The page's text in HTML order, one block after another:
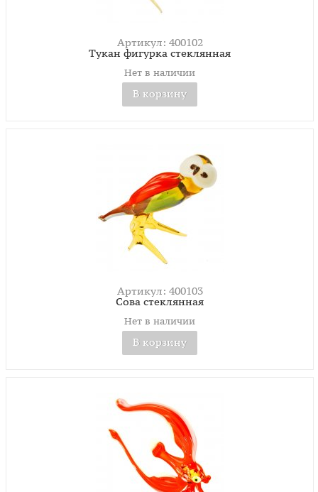
Артикул: 400102
Тукан фигурка стеклянная
Нет в наличии
В корзину
Артикул: 400103
Сова стеклянная
Нет в наличии
В корзину